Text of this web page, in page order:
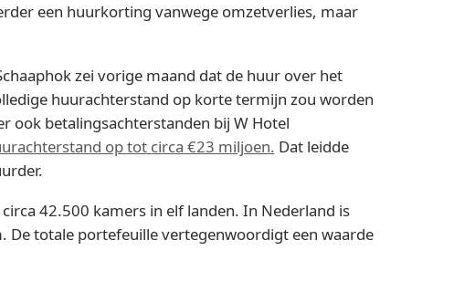
een huurkorting vanwege omzetverlies, maar
zei vorige maand dat de huur over het
huurachterstand op korte termijn zou worden
ook betalingsachterstanden bij W Hotel
op tot circa €23 miljoen. Dat leidde
42.500 kamers in elf landen. In Nederland is
De totale portefeuille vertegenwoordigt een waarde